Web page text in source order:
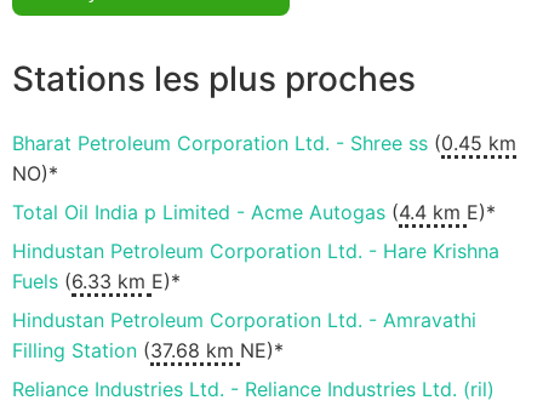
Stations les plus proches
Bharat Petroleum Corporation Ltd. - Shree ss (0.45 km
NO)*
Total Oil India p Limited - Acme Autogas (4.4 km E)*
Hindustan Petroleum Corporation Ltd. - Hare Krishna
Fuels (6.33 km E)*
Hindustan Petroleum Corporation Ltd. - Amravathi
Filling Station (37.68 km NE)*
Reliance Industries Ltd. - Reliance Industries Ltd. (ril)